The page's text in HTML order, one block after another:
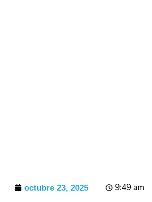
octubre 23, 2025 9:49 am